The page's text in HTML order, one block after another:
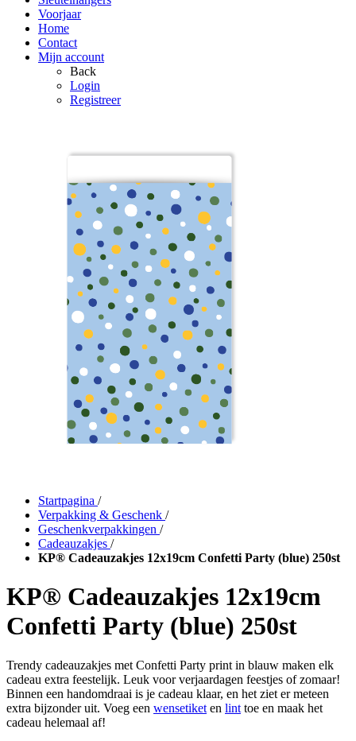
Voorjaar
Home
Contact
Mijn account
Back
Login
Registreer
Startpagina /
Verpakking & Geschenk /
Geschenkverpakkingen /
Cadeauzakjes /
KP® Cadeauzakjes 12x19cm Confetti Party (blue) 250st
KP® Cadeauzakjes 12x19cm
Confetti Party (blue) 250st
Trendy cadeauzakjes met Confetti Party print in blauw maken elk
cadeau extra feestelijk. Leuk voor verjaardagen feestjes of zomaar!
Binnen een handomdraai is je cadeau klaar, en het ziet er meteen
extra bijzonder uit. Voeg een wensetiket en lint toe en maak het
cadeau helemaal af!